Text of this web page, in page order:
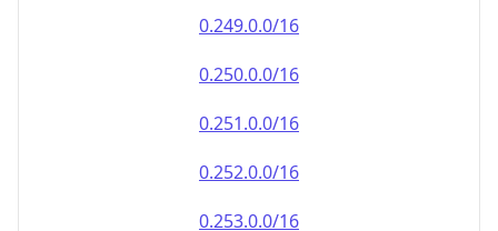
0.249.0.0/16
0.250.0.0/16
0.251.0.0/16
0.252.0.0/16
0.253.0.0/16